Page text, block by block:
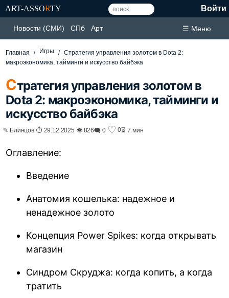
ART-ASSORTY Войти
Новости (СМИ) СПб Арт ☰ Меню
Главная Игры
Стратегия управления золотом в Dota 2:
макроэкономика, тайминги и искусство байбэка
Стратегия управления золотом в
Dota 2: макроэкономика, тайминги и
искусство байбэка
✎ Блинцов ⏱ 29.12.2025 👁 826🗨 0 ♡ 0⏳ 7 мин
Оглавление:
Введение
Анатомия кошелька: надежное и
ненадежное золото
Концепция Power Spikes: когда открывать
магазин
Синдром Скруджа: когда копить, а когда
тратить